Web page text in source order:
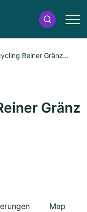
Reiner Gränz
Gränz
Map